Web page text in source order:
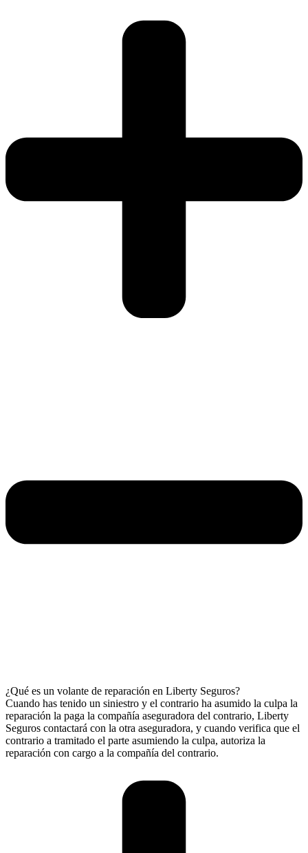
¿Qué es un volante de reparación en Liberty Seguros?
Cuando has tenido un siniestro y el contrario ha asumido la culpa la
reparación la paga la compañía aseguradora del contrario, Liberty
Seguros contactará con la otra aseguradora, y cuando verifica que el
contrario a tramitado el parte asumiendo la culpa, autoriza la
reparación con cargo a la compañía del contrario.